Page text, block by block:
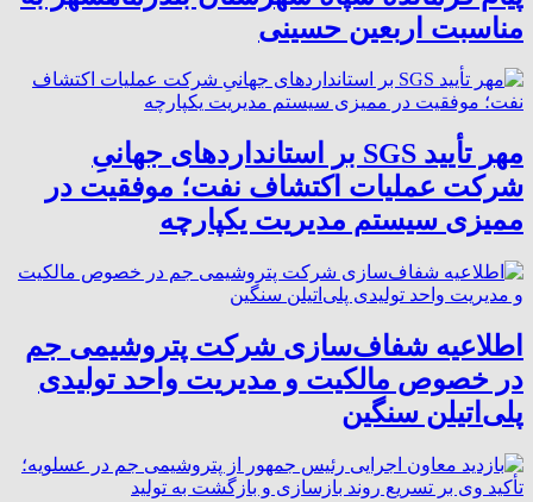
مناسبت اربعین حسینی
مهر تأیید SGS بر استانداردهای جهانیِ
شرکت عملیات اکتشاف نفت؛ موفقیت در
ممیزی سیستم مدیریت یکپارچه
اطلاعیه شفاف‌سازی شرکت پتروشیمی جم
در خصوص مالکیت و مدیریت واحد تولیدی
پلی‌اتیلن سنگین